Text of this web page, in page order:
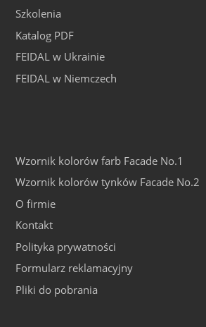
Szkolenia
Katalog PDF
FEIDAL w Ukrainie
FEIDAL w Niemczech
Wzornik kolorów farb Facade No.1
Wzornik kolorów tynków Facade No.2
O firmie
Kontakt
Polityka prywatności
Formularz reklamacyjny
Pliki do pobrania